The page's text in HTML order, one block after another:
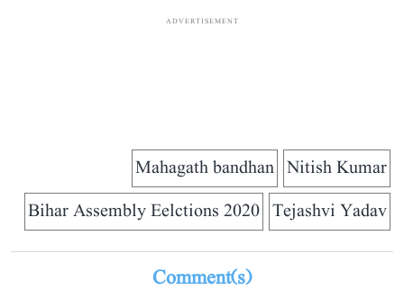
ADVERTISEMENT
Nitish Kumar
Mahagath bandhan
Tejashvi Yadav
Bihar Assembly Eelctions 2020
Comment(s)